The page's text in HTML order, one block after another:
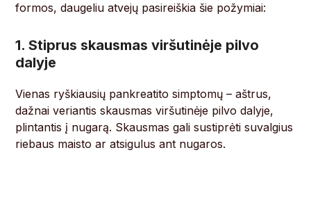
formos, daugeliu atvejų pasireiškia šie požymiai:
1. Stiprus skausmas viršutinėje pilvo
dalyje
Vienas ryškiausių pankreatito simptomų – aštrus,
dažnai veriantis skausmas viršutinėje pilvo dalyje,
plintantis į nugarą. Skausmas gali sustiprėti suvalgius
riebaus maisto ar atsigulus ant nugaros.